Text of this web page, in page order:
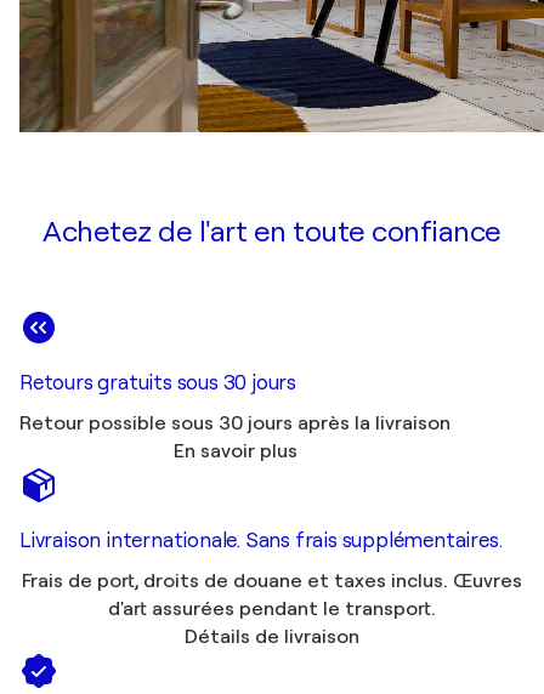
Achetez de l'art en toute confiance
Retours gratuits sous 30 jours
Retour possible sous 30 jours après la livraison
En savoir plus
Livraison internationale. Sans frais supplémentaires.
Frais de port, droits de douane et taxes inclus. Œuvres
d'art assurées pendant le transport.
Détails de livraison